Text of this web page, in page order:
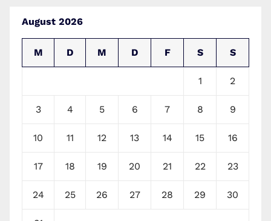
August 2026
M D M D F S S
1 2
3 4 5 6 7 8 9
10 11 12 13 14 15 16
17 18 19 20 21 22 23
24 25 26 27 28 29 30